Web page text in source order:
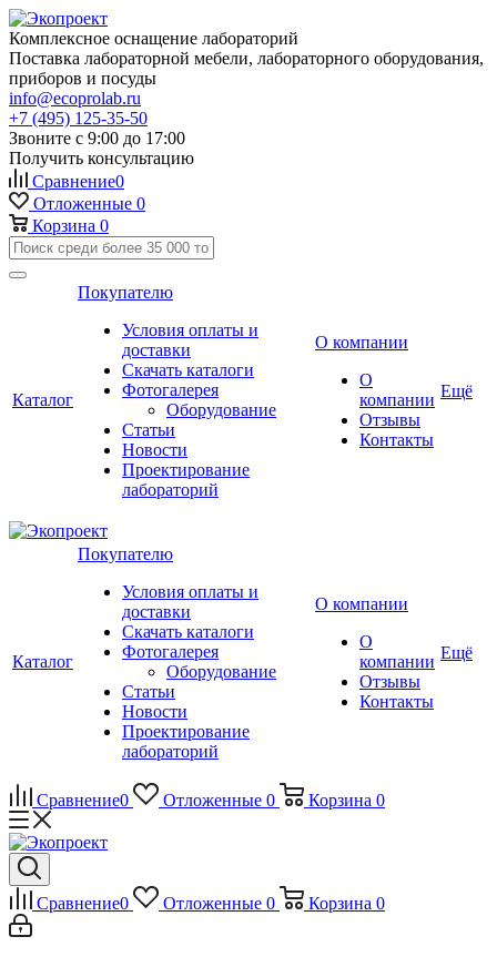
Комплексное оснащение лабораторий
Поставка лабораторной мебели, лабораторного оборудования,
приборов и посуды
info@ecoprolab.ru
+7 (495) 125-35-50
Звоните с 9:00 до 17:00
Получить консультацию
Сравнение0
Отложенные 0
Корзина 0
Каталог
Покупателю
Условия оплаты и
доставки
Скачать каталоги
Фотогалерея
Оборудование
Статьи
Новости
Проектирование
лабораторий
О компании
О
компании
Отзывы
Контакты
Ещё
Каталог
Покупателю
Условия оплаты и
доставки
Скачать каталоги
Фотогалерея
Оборудование
Статьи
Новости
Проектирование
лабораторий
О компании
О
компании
Отзывы
Контакты
Ещё
Сравнение0 Отложенные 0 Корзина 0
Сравнение0 Отложенные 0 Корзина 0